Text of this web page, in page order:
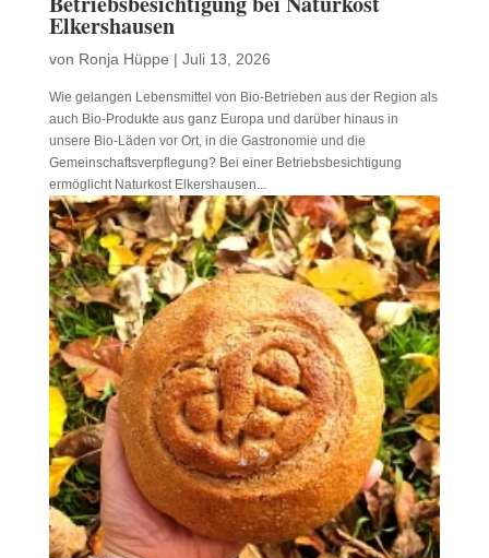
Elkershausen
von Ronja Hüppe | Juli 13, 2026
Wie gelangen Lebensmittel von Bio-Betrieben aus der Region als
auch Bio-Produkte aus ganz Europa und darüber hinaus in
unsere Bio-Läden vor Ort, in die Gastronomie und die
Gemeinschaftsverpflegung? Bei einer Betriebsbesichtigung
ermöglicht Naturkost Elkershausen...